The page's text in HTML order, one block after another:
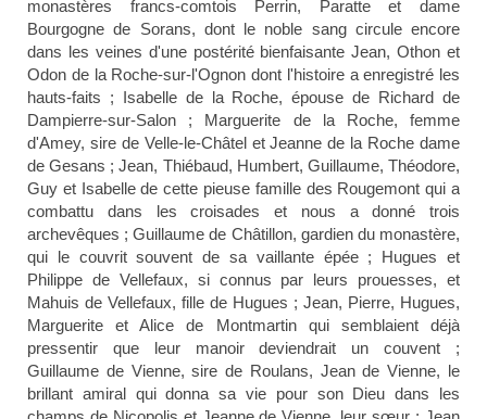
monastères francs-comtois Perrin, Paratte et dame
Bourgogne de Sorans, dont le noble sang circule encore
dans les veines d'une postérité bienfaisante Jean, Othon et
Odon de la Roche-sur-l'Ognon dont l'histoire a enregistré les
hauts-faits ; Isabelle de la Roche, épouse de Richard de
Dampierre-sur-Salon ; Marguerite de la Roche, femme
d'Amey, sire de Velle-le-Châtel et Jeanne de la Roche dame
de Gesans ; Jean, Thiébaud, Humbert, Guillaume, Théodore,
Guy et Isabelle de cette pieuse famille des Rougemont qui a
combattu dans les croisades et nous a donné trois
archevêques ; Guillaume de Châtillon, gardien du monastère,
qui le couvrit souvent de sa vaillante épée ; Hugues et
Philippe de Vellefaux, si connus par leurs prouesses, et
Mahuis de Vellefaux, fille de Hugues ; Jean, Pierre, Hugues,
Marguerite et Alice de Montmartin qui semblaient déjà
pressentir que leur manoir deviendrait un couvent ;
Guillaume de Vienne, sire de Roulans, Jean de Vienne, le
brillant amiral qui donna sa vie pour son Dieu dans les